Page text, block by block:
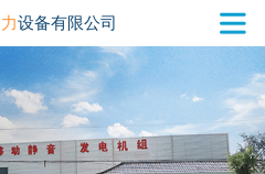
设备有限公司